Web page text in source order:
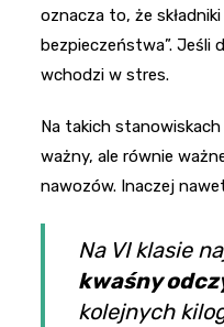
oznacza to, że
bezpieczeństwa”. Jeśli
wchodzi w stres.
Na takich stanowiskach
ważny, ale równie
nawozów. Inaczej
Na VI klasie
kwaśny
kolejnych